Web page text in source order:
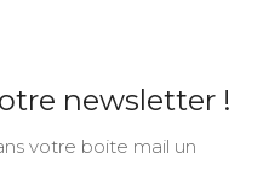
newsletter !
votre boite mail un